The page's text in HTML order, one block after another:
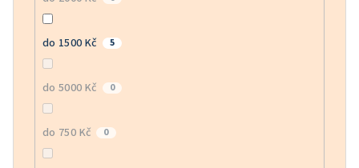
do 1500 Kč 5
do 5000 Kč 0
do 750 Kč 0